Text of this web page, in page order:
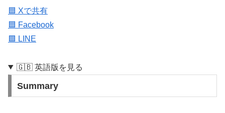
🟦 Xで共有
🟦 Facebook
🟩 LINE
🇬🇧 英語版を見る
Summary